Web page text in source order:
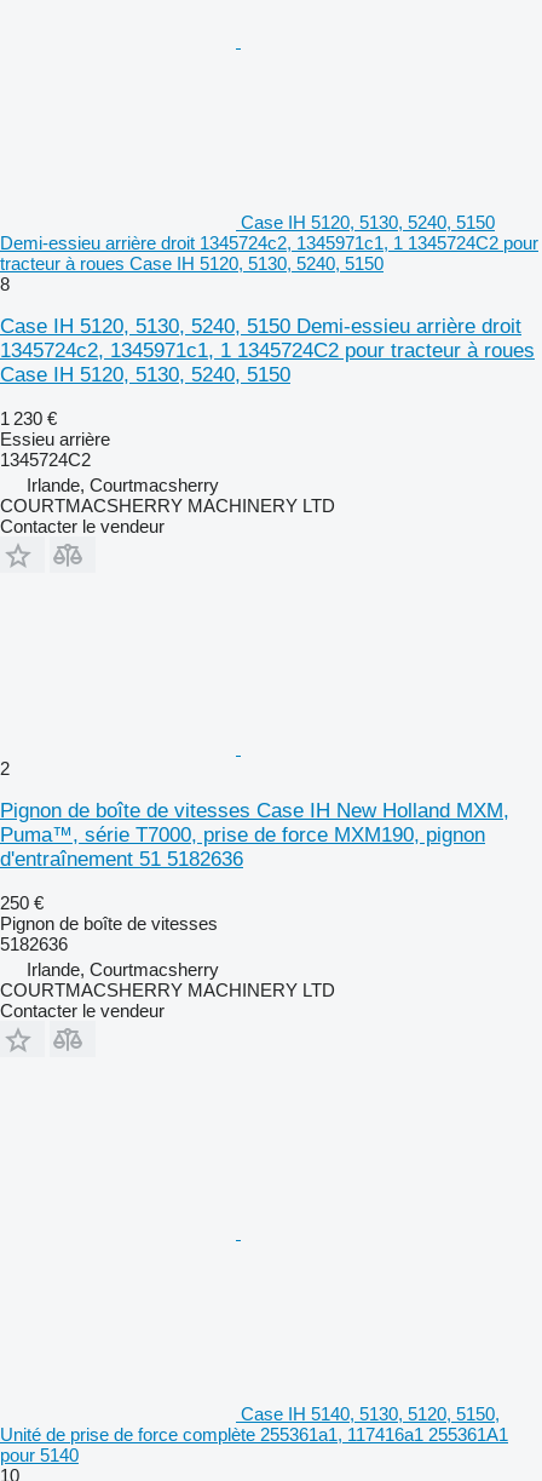
Case IH 5120, 5130, 5240, 5150
Demi-essieu arrière droit 1345724c2, 1345971c1, 1 1345724C2 pour
tracteur à roues Case IH 5120, 5130, 5240, 5150
8
Case IH 5120, 5130, 5240, 5150 Demi-essieu arrière droit
1345724c2, 1345971c1, 1 1345724C2 pour tracteur à roues
Case IH 5120, 5130, 5240, 5150
1 230 €
Essieu arrière
1345724C2
Irlande, Courtmacsherry
COURTMACSHERRY MACHINERY LTD
Contacter le vendeur
2
Pignon de boîte de vitesses Case IH New Holland MXM,
Puma™, série T7000, prise de force MXM190, pignon
d'entraînement 51 5182636
250 €
Pignon de boîte de vitesses
5182636
Irlande, Courtmacsherry
COURTMACSHERRY MACHINERY LTD
Contacter le vendeur
Case IH 5140, 5130, 5120, 5150,
Unité de prise de force complète 255361a1, 117416a1 255361A1
pour 5140
10